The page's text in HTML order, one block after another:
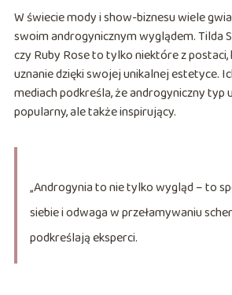
W świecie mody i show-biznesu wiele
swoim androgynicznym wyglądem. Tilda
czy Ruby Rose to tylko niektóre z
uznanie dzięki swojej unikalnej estetyce.
mediach podkreśla, że androgyniczny
popularny, ale także inspirujący.
„Androgynia to nie tylko wygląd – to
siebie i odwaga w przełamywaniu
podkreślają eksperci.